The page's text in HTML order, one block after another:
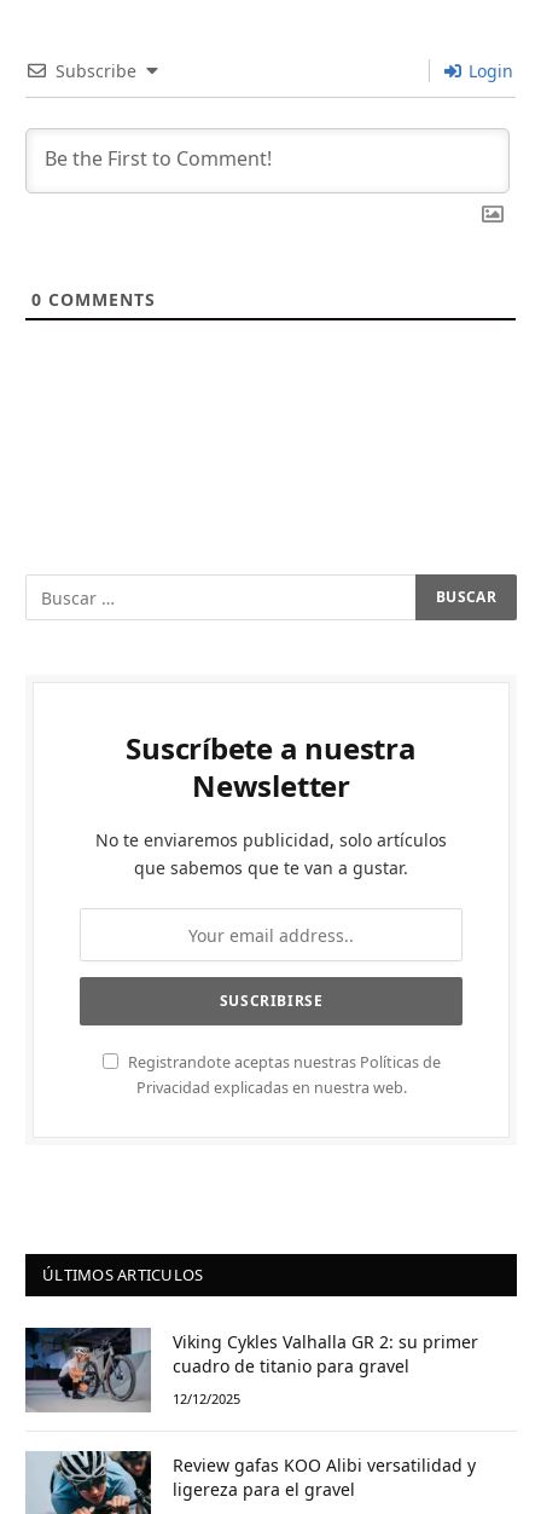
Subscribe Login
0 COMMENTS
Suscríbete a nuestra
Newsletter
No te enviaremos publicidad, solo artículos
que sabemos que te van a gustar.
Registrandote aceptas nuestras Políticas de
Privacidad explicadas en nuestra web.
ÚLTIMOS ARTICULOS
Viking Cykles Valhalla GR 2: su primer
cuadro de titanio para gravel
12/12/2025
Review gafas KOO Alibi versatilidad y
ligereza para el gravel